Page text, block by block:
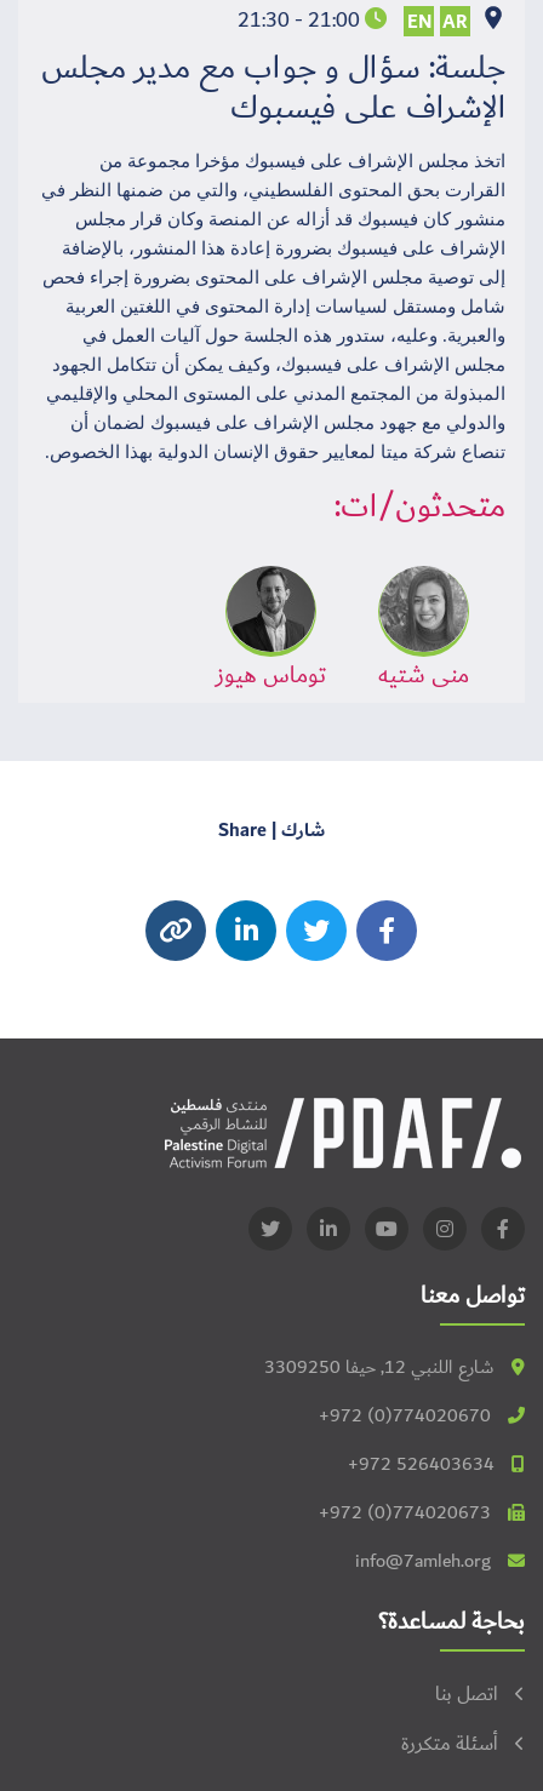
AR
EN
21:00 - 21:30
جلسة: سؤال و جواب مع مدير مجلس
الإشراف على فيسبوك
اتخذ مجلس الإشراف على فيسبوك مؤخرا مجموعة من
القرارت بحق المحتوى الفلسطيني، والتي من ضمنها النظر في
منشور كان فيسبوك قد أزاله عن المنصة وكان قرار مجلس
الإشراف على فيسبوك بضرورة إعادة هذا المنشور، بالإضافة
إلى توصية مجلس الإشراف على المحتوى بضرورة إجراء فحص
شامل ومستقل لسياسات إدارة المحتوى في اللغتين العربية
والعبرية. وعليه، ستدور هذه الجلسة حول آليات العمل في
مجلس الإشراف على فيسبوك، وكيف يمكن أن تتكامل الجهود
المبذولة من المجتمع المدني على المستوى المحلي والإقليمي
والدولي مع جهود مجلس الإشراف على فيسبوك لضمان أن
تنصاع شركة ميتا لمعايير حقوق الإنسان الدولية بهذا الخصوص.
متحدثون/ات:
منى شتيه توماس هيوز
شارك | Share
تواصل معنا
شارع اللنبي 12, حيفا 3309250
+972 (0)774020670
+972 526403634
+972 (0)774020673
info@7amleh.org
بحاجة لمساعدة؟
اتصل بنا
أسئلة متكررة